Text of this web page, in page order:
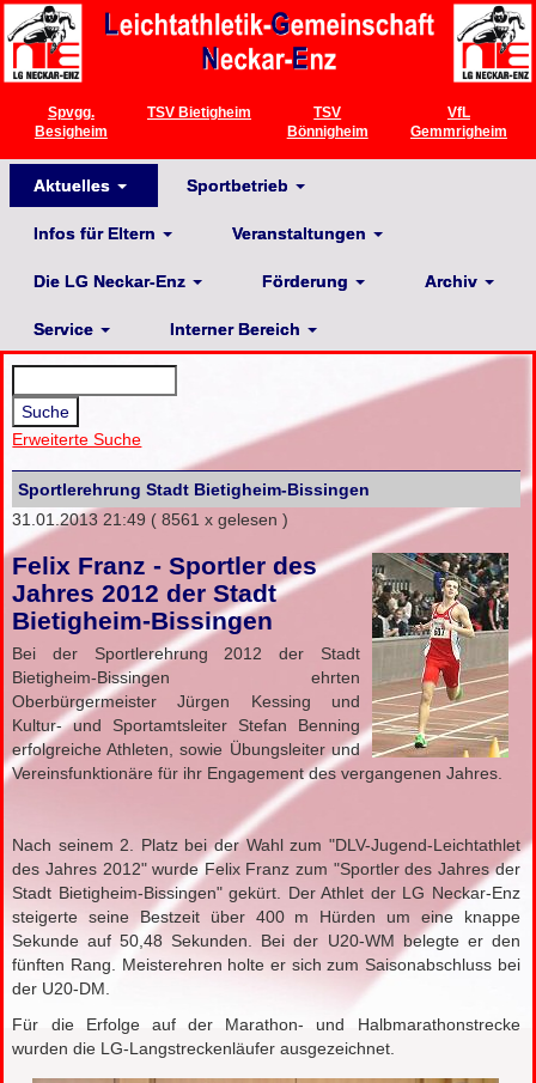
Spvgg.
Besigheim
TSV Bietigheim
TSV
Bönnigheim
VfL
Gemmrigheim
Aktuelles Sportbetrieb
Infos für Eltern Veranstaltungen
Die LG Neckar-Enz Förderung Archiv
Service Interner Bereich
Erweiterte Suche
Sportlerehrung Stadt Bietigheim-Bissingen
31.01.2013 21:49 ( 8561 x gelesen )
Felix Franz - Sportler des
Jahres 2012 der Stadt
Bietigheim-Bissingen
Bei der Sportlerehrung 2012 der Stadt
Bietigheim-Bissingen ehrten
Oberbürgermeister Jürgen Kessing und
Kultur- und Sportamtsleiter Stefan Benning
erfolgreiche Athleten, sowie Übungsleiter und
Vereinsfunktionäre für ihr Engagement des vergangenen Jahres.
Nach seinem 2. Platz bei der Wahl zum "DLV-Jugend-Leichtathlet
des Jahres 2012" wurde Felix Franz zum "Sportler des Jahres der
Stadt Bietigheim-Bissingen" gekürt. Der Athlet der LG Neckar-Enz
steigerte seine Bestzeit über 400 m Hürden um eine knappe
Sekunde auf 50,48 Sekunden. Bei der U20-WM belegte er den
fünften Rang. Meisterehren holte er sich zum Saisonabschluss bei
der U20-DM.
Für die Erfolge auf der Marathon- und Halbmarathonstrecke
wurden die LG-Langstreckenläufer ausgezeichnet.